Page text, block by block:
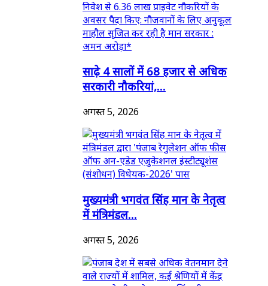
साढ़े 4 सालों में 68 हजार से अधिक
सरकारी नौकरियां,...
अगस्त 5, 2026
मुख्यमंत्री भगवंत सिंह मान के नेतृत्व
में मंत्रिमंडल...
अगस्त 5, 2026